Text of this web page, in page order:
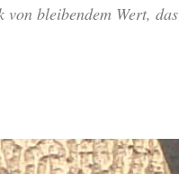
von bleibendem Wert, das